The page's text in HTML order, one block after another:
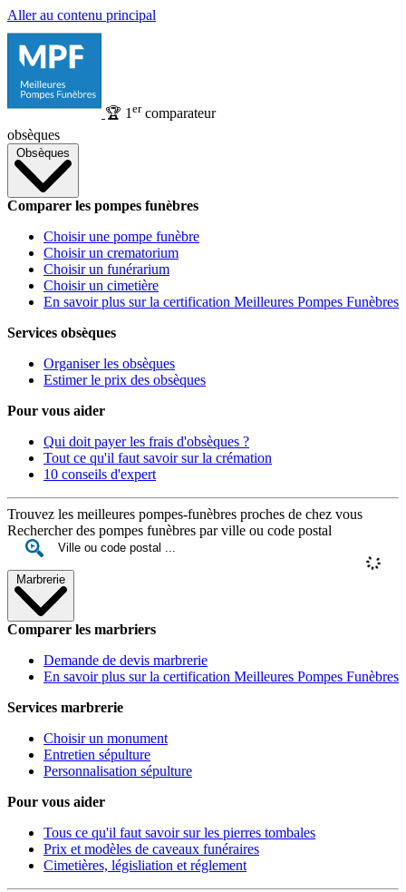
Aller au contenu principal
🏆 1 ercomparateur
obsèques
Obsèques
Comparer les pompes funèbres
Choisir une pompe funèbre
Choisir un crematorium
Choisir un funérarium
Choisir un cimetière
En savoir plus sur la certification Meilleures Pompes Funèbres
Services obsèques
Organiser les obsèques
Estimer le prix des obsèques
Pour vous aider
Qui doit payer les frais d'obsèques ?
Tout ce qu'il faut savoir sur la crémation
10 conseils d'expert
Trouvez les meilleures pompes-funèbres proches de chez vous
Rechercher des pompes funèbres par ville ou code postal
Marbrerie
Comparer les marbriers
Demande de devis marbrerie
En savoir plus sur la certification Meilleures Pompes Funèbres
Services marbrerie
Choisir un monument
Entretien sépulture
Personnalisation sépulture
Pour vous aider
Tous ce qu'il faut savoir sur les pierres tombales
Prix et modèles de caveaux funéraires
Cimetières, législiation et réglement